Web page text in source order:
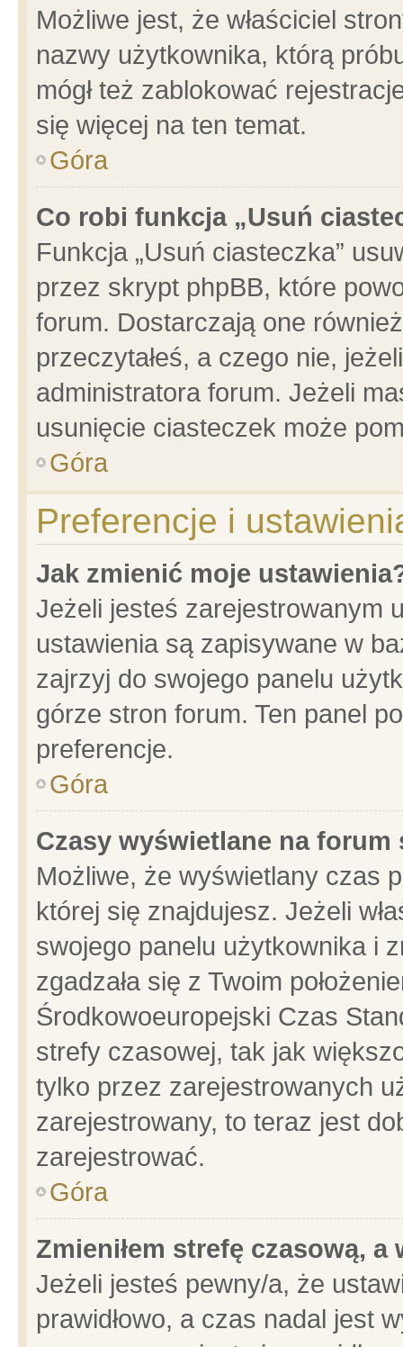
Możliwe jest, że właściciel
nazwy użytkownika, którą
mógł też zablokować
się więcej na ten temat.
Góra
Co robi funkcja „Usuń
Funkcja „Usuń ciasteczka”
przez skrypt phpBB, które
forum. Dostarczają one
przeczytałeś, a czego nie,
administratora forum. Jeżeli
usunięcie ciasteczek może
Góra
Preferencje i
Jak zmienić moje
Jeżeli jesteś zarejestrowanym
ustawienia są zapisywane w
zajrzyj do swojego panelu
górze stron forum. Ten panel
preferencje.
Góra
Czasy wyświetlane na forum
Możliwe, że wyświetlany czas
której się znajdujesz. Jeżeli
swojego panelu użytkownika i
zgadzała się z Twoim
Środkowoeuropejski Czas
strefy czasowej, tak jak
tylko przez zarejestrowanych
zarejestrowany, to teraz jest
zarejestrować.
Góra
Zmieniłem strefę czasową,
Jeżeli jesteś pewny/a, że
prawidłowo, a czas nadal jest